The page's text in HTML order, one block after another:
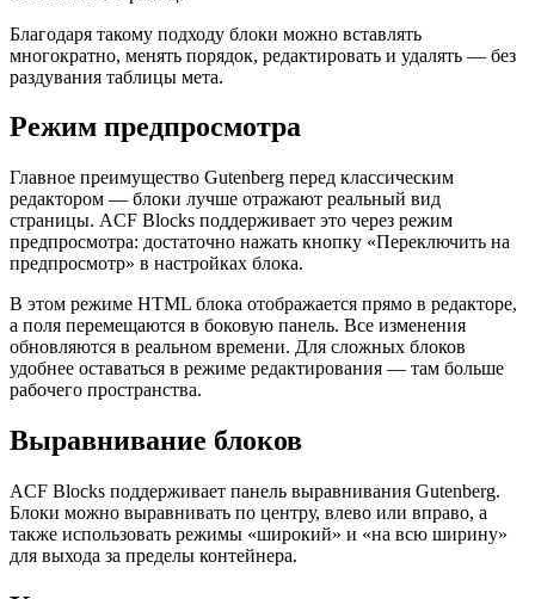
Благодаря такому подходу блоки можно вставлять
многократно, менять порядок, редактировать и удалять — без
раздувания таблицы мета.
Режим предпросмотра
Главное преимущество Gutenberg перед классическим
редактором — блоки лучше отражают реальный вид
страницы. ACF Blocks поддерживает это через режим
предпросмотра: достаточно нажать кнопку «Переключить на
предпросмотр» в настройках блока.
В этом режиме HTML блока отображается прямо в редакторе,
а поля перемещаются в боковую панель. Все изменения
обновляются в реальном времени. Для сложных блоков
удобнее оставаться в режиме редактирования — там больше
рабочего пространства.
Выравнивание блоков
ACF Blocks поддерживает панель выравнивания Gutenberg.
Блоки можно выравнивать по центру, влево или вправо, а
также использовать режимы «широкий» и «на всю ширину»
для выхода за пределы контейнера.